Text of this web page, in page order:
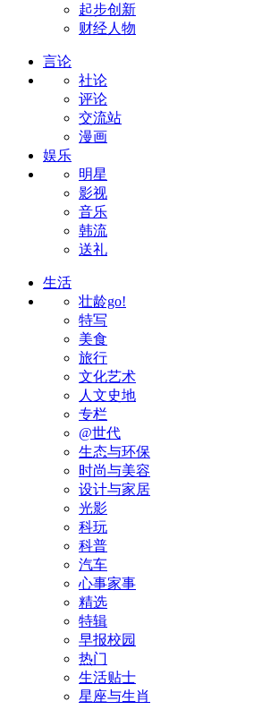
起步创新
财经人物
言论
社论
评论
交流站
漫画
娱乐
明星
影视
音乐
韩流
送礼
生活
壮龄go!
特写
美食
旅行
文化艺术
人文史地
专栏
@世代
生态与环保
时尚与美容
设计与家居
光影
科玩
科普
汽车
心事家事
精选
特辑
早报校园
热门
生活贴士
星座与生肖